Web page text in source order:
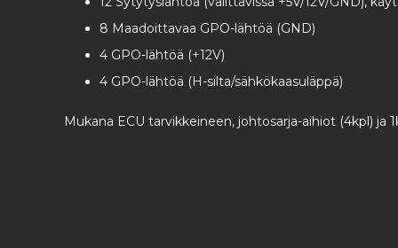
8 Maadoittavaa GPO-lähtöä (GND)
4 GPO-lähtöä (+12V)
4 GPO-lähtöä (H-silta/sähkökaasuläppä)
Mukana ECU tarvikkeineen, johtosarja-aihiot (4kpl) ja